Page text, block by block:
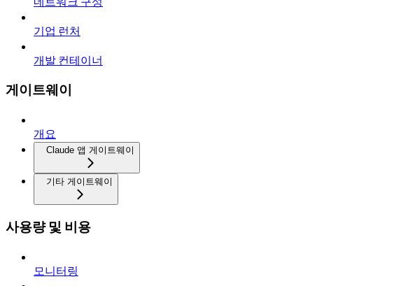
기업 런처
개발 컨테이너
게이트웨이
개요
Claude 앱 게이트웨이
기타 게이트웨이
사용량 및 비용
모니터링